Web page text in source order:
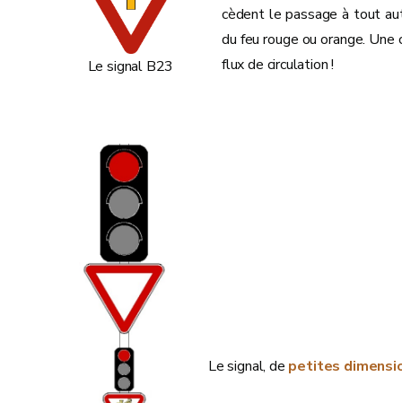
Le signal B23
cèdent le passage à tout
du feu rouge ou orange.
flux de circulation !
Le signal, de petites